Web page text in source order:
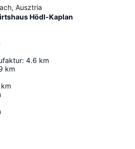
Ausztria
Hödl-Kaplan
: 4.6 km
km
km